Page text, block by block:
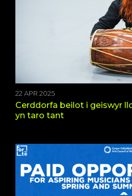
22 APR 2025
Cerddorfa beilot i geiswyr
yn taro tant